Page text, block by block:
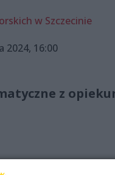
w Szczecinie
2024, 16:00
z
okazja, aby z bliska